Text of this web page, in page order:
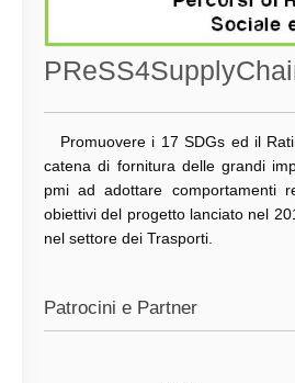
Promuovere i 17 SDGs ed il
catena di fornitura delle grandi
pmi ad adottare comportamenti
obiettivi del progetto lanciato nel
nel settore dei Trasporti.
Patrocini e Partner